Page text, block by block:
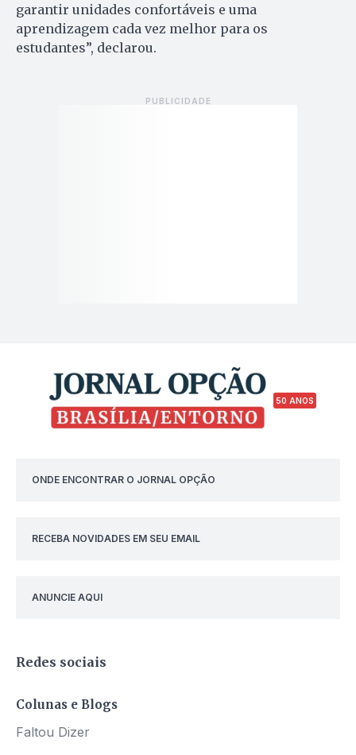
garantir unidades confortáveis e uma
aprendizagem cada vez melhor para os
estudantes”, declarou.
50 ANOS
ONDE ENCONTRAR O JORNAL OPÇÃO
RECEBA NOVIDADES EM SEU EMAIL
ANUNCIE AQUI
Redes sociais
Colunas e Blogs
Faltou Dizer